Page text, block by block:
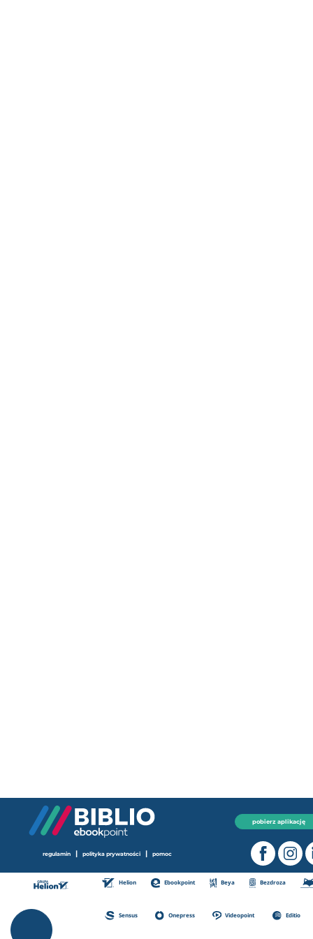
pobierz aplikację
regulamin | polityka prywatności | pomoc
Helion Ebookpoint Beya Bezdroza
Sensus Onepress Videopoint Editio